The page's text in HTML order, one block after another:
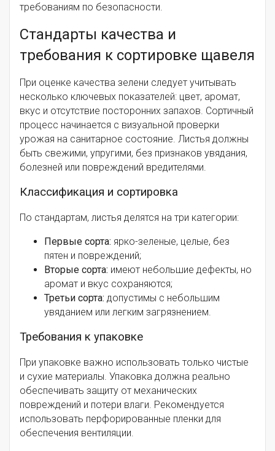
требованиям по безопасности.
Стандарты качества и
требования к сортировке щавеля
При оценке качества зелени следует учитывать
несколько ключевых показателей: цвет, аромат,
вкус и отсутствие посторонних запахов. Сортичный
процесс начинается с визуальной проверки
урожая на санитарное состояние. Листья должны
быть свежими, упругими, без признаков увядания,
болезней или повреждений вредителями.
Классификация и сортировка
По стандартам, листья делятся на три категории:
Первые сорта: ярко-зеленые, целые, без
пятен и повреждений;
Вторые сорта: имеют небольшие дефекты, но
аромат и вкус сохраняются;
Третьи сорта: допустимы с небольшим
увяданием или легким загрязнением.
Требования к упаковке
При упаковке важно использовать только чистые
и сухие материалы. Упаковка должна реально
обеспечивать защиту от механических
повреждений и потери влаги. Рекомендуется
использовать перфорированные пленки для
обеспечения вентиляции.